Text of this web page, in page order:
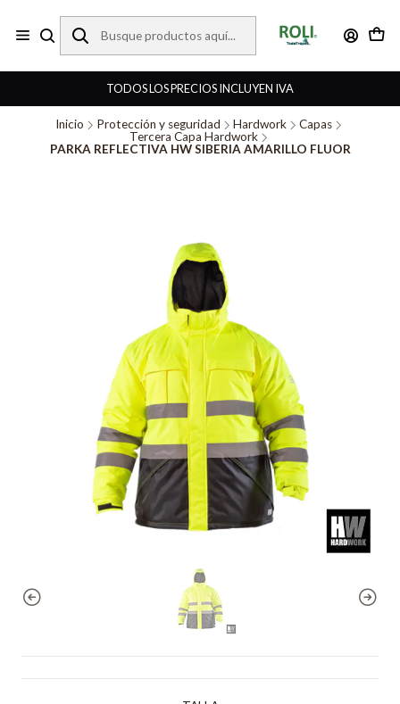
TODOS LOS PRECIOS INCLUYEN IVA
Inicio Protección y seguridad Hardwork
Capas
Tercera Capa Hardwork
PARKA REFLECTIVA HW SIBERIA AMARILLO FLUOR